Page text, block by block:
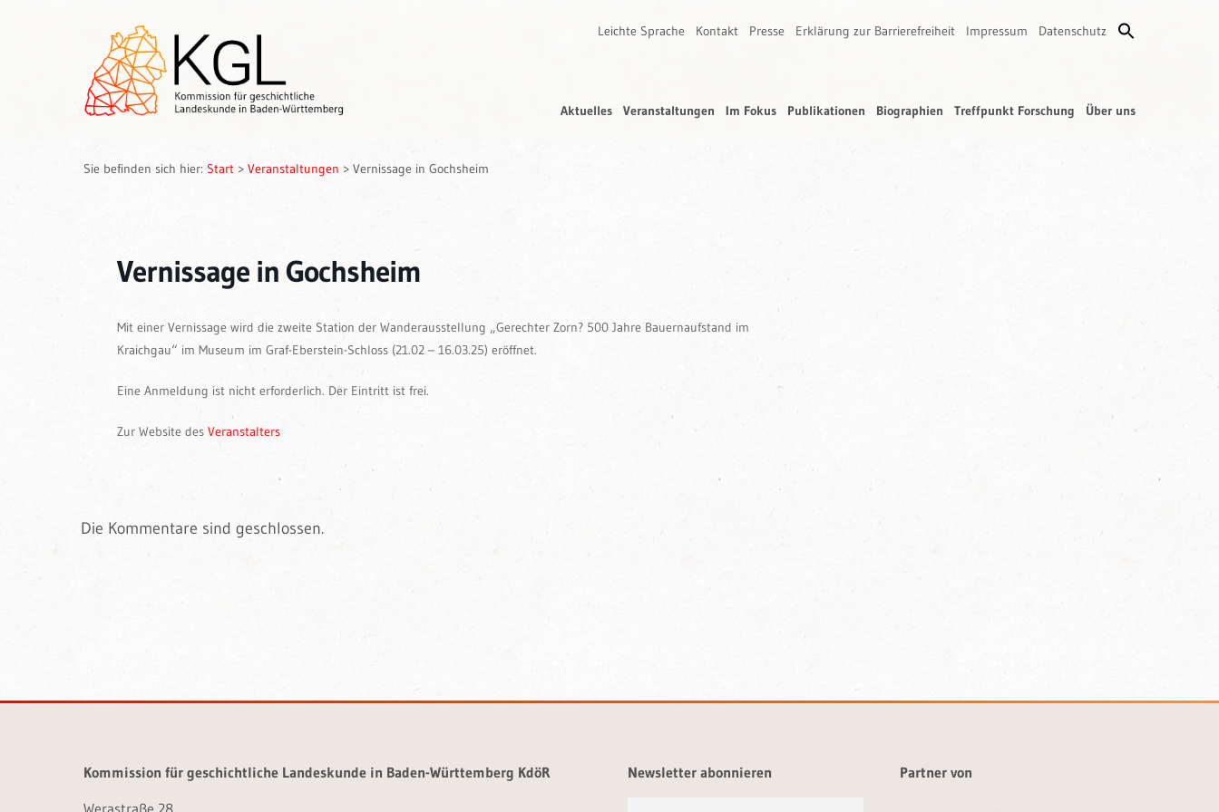
Leichte Sprache Kontakt Presse Erklärung zur Barrierefreiheit Impressum Datenschutz
Aktuelles Veranstaltungen Im Fokus Publikationen Biographien Treffpunkt Forschung Über uns
Sie befinden sich hier: Start > Veranstaltungen > Vernissage in Gochsheim
Vernissage in Gochsheim
Mit einer Vernissage wird die zweite Station der Wanderausstellung „Gerechter Zorn? 500 Jahre Bauernaufstand im
Kraichgau“ im Museum im Graf-Eberstein-Schloss (21.02 – 16.03.25) eröffnet.
Eine Anmeldung ist nicht erforderlich. Der Eintritt ist frei.
Zur Website des Veranstalters
Die Kommentare sind geschlossen.
Kommission für geschichtliche Landeskunde in Baden-Württemberg KdöR
Werastraße 28
Newsletter abonnieren Partner von